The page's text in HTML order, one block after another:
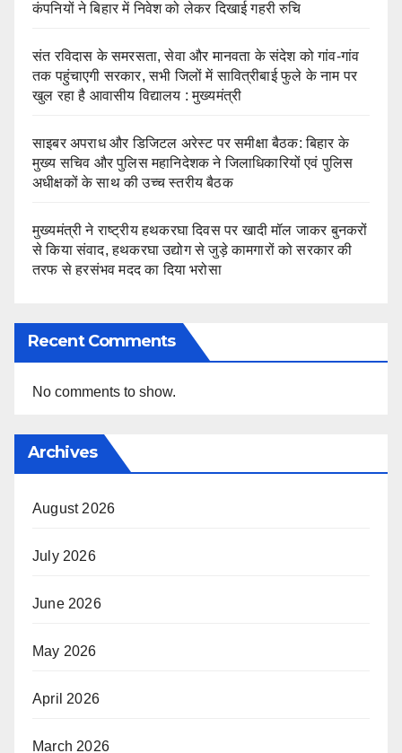
कंपनियों ने बिहार में निवेश को लेकर दिखाई गहरी रुचि
संत रविदास के समरसता, सेवा और मानवता के संदेश को गांव-गांव
तक पहुंचाएगी सरकार, सभी जिलों में सावित्रीबाई फुले के नाम पर
खुल रहा है आवासीय विद्यालय : मुख्यमंत्री
साइबर अपराध और डिजिटल अरेस्ट पर समीक्षा बैठक: बिहार के
मुख्य सचिव और पुलिस महानिदेशक ने जिलाधिकारियों एवं पुलिस
अधीक्षकों के साथ की उच्च स्तरीय बैठक
मुख्यमंत्री ने राष्ट्रीय हथकरघा दिवस पर खादी मॉल जाकर बुनकरों
से किया संवाद, हथकरघा उद्योग से जुड़े कामगारों को सरकार की
तरफ से हरसंभव मदद का दिया भरोसा
Recent Comments
No comments to show.
Archives
August 2026
July 2026
June 2026
May 2026
April 2026
March 2026